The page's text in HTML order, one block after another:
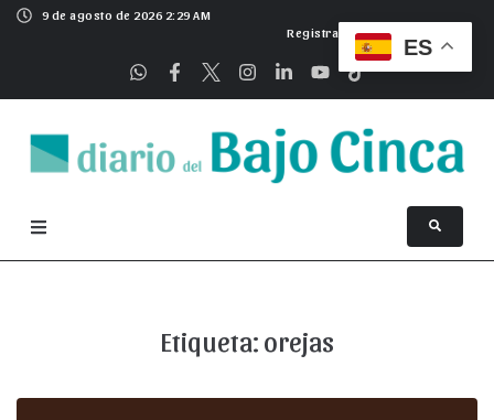
9 de agosto de 2026 2:29 AM
Registrarse
Etiqueta: orejas
ES